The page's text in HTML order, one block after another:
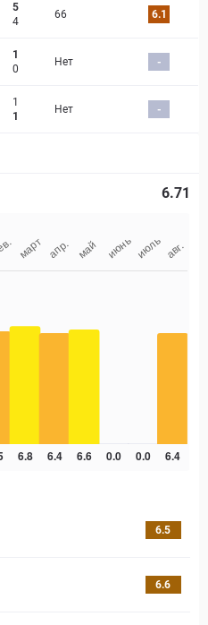
5
4
66 6.1
1
0
Нет -
1
1
Нет -
6.71
6.5
6.6